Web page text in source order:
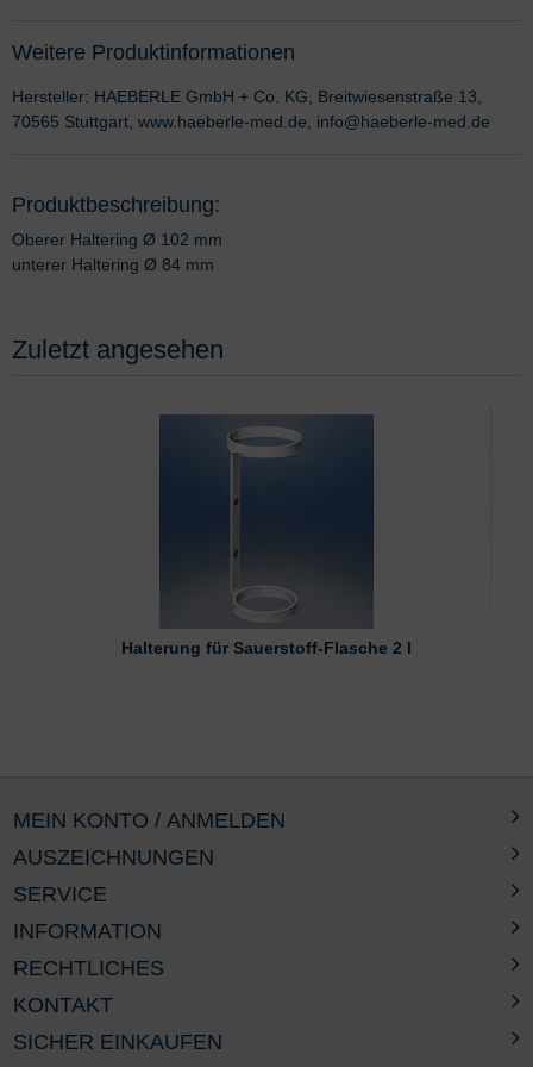
Weitere Produktinformationen
Hersteller: HAEBERLE GmbH + Co. KG, Breitwiesenstraße 13,
70565 Stuttgart, www.haeberle-med.de, info@haeberle-med.de
Produktbeschreibung:
Oberer Haltering Ø 102 mm
unterer Haltering Ø 84 mm
Zuletzt angesehen
Halterung für Sauerstoff-Flasche 2 l
AUSZEICHNUNGEN
SERVICE
INFORMATION
RECHTLICHES
MEIN KONTO / ANMELDEN
KONTAKT
SICHER EINKAUFEN